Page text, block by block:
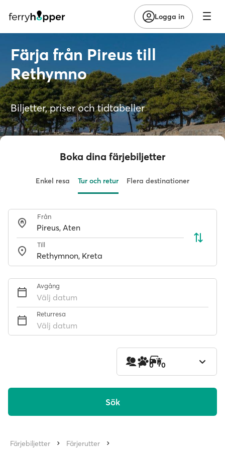
Logga in
Färja från Pireus till
Rethymno
Biljetter, priser och tidtabeller
Boka dina färjebiljetter
Enkel resa Tur och retur Flera destinationer
Från
Till
Avgång
Välj datum
Returresa
Välj datum
1 0 0
Sök
Färjebiljetter
Färjerutter